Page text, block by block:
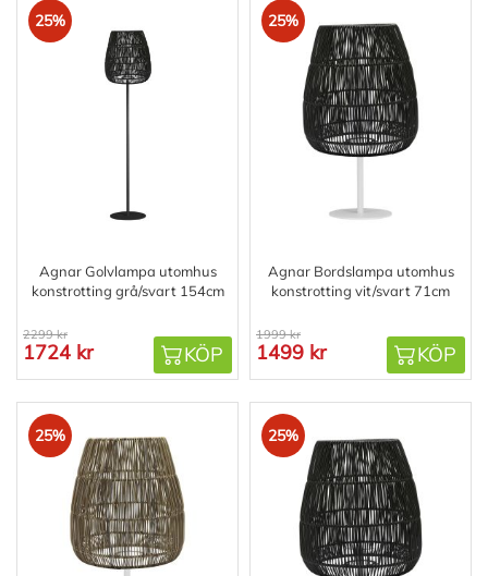
25%
Agnar Golvlampa utomhus
konstrotting grå/svart 154cm
2299 kr
1724 kr KÖP
25%
Agnar Bordslampa utomhus
konstrotting vit/svart 71cm
1999 kr
1499 kr KÖP
25% 25%